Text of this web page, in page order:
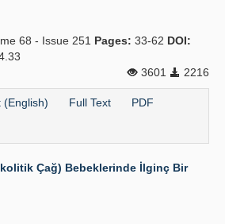
68 - Issue 251 Pages: 33-62 DOI:
3601
2216
(English) Full Text PDF
Çağ) Bebeklerinde İlginç Bir